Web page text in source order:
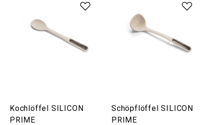
Kochlöffel SILICON
PRIME
Schöpflöffel SILICON
PRIME